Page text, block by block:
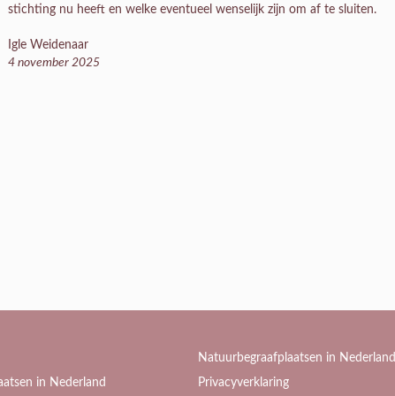
stichting nu heeft en welke eventueel wenselijk zijn om af te sluiten.
Igle Weidenaar
4 november 2025
in Nederland
Natuurbegraafplaatsen in Nederland
Privacyverklaring